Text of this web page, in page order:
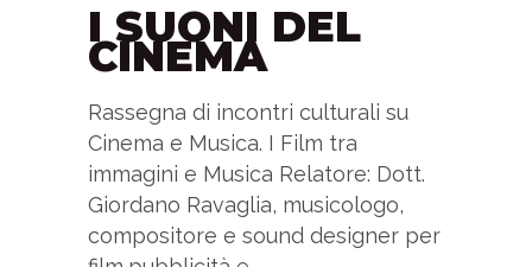
I SUONI DEL
CINEMA
Rassegna di incontri culturali su
Cinema e Musica. I Film tra
immagini e Musica Relatore: Dott.
Giordano Ravaglia, musicologo,
compositore e sound designer per